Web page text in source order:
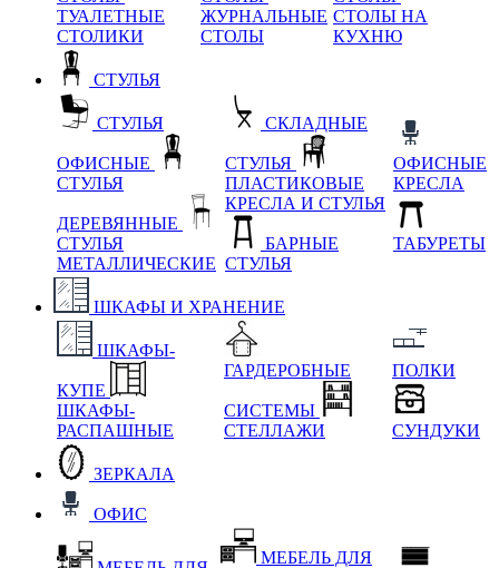
ТУАЛЕТНЫЕ
СТОЛИКИ
ЖУРНАЛЬНЫЕ
СТОЛЫ
СТОЛЫ НА
КУХНЮ
СТУЛЬЯ
СТУЛЬЯ
ОФИСНЫЕ
СТУЛЬЯ
ДЕРЕВЯННЫЕ
СТУЛЬЯ
МЕТАЛЛИЧЕСКИЕ
СКЛАДНЫЕ
СТУЛЬЯ
ПЛАСТИКОВЫЕ
КРЕСЛА И СТУЛЬЯ
БАРНЫЕ
СТУЛЬЯ
ОФИСНЫЕ
КРЕСЛА
ТАБУРЕТЫ
ШКАФЫ И ХРАНЕНИЕ
ШКАФЫ-
КУПЕ
ШКАФЫ-
РАСПАШНЫЕ
ГАРДЕРОБНЫЕ
СИСТЕМЫ
СТЕЛЛАЖИ
ПОЛКИ
СУНДУКИ
ЗЕРКАЛА
ОФИС
МЕБЕЛЬ ДЛЯ